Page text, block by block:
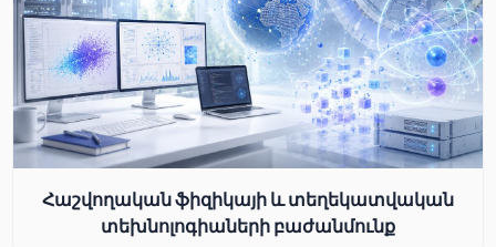
Հաշվողական ֆիզիկայի և տեղեկատվական
տեխնոլոգիաների բաժանմունք